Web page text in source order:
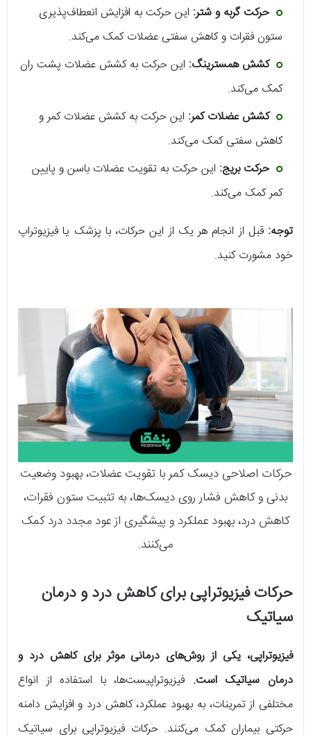
حرکت گربه و شتر: این حرکت به افزایش انعطاف‌پذیری
ستون فقرات و کاهش سفتی عضلات کمک می‌کند.
کشش همسترینگ: این حرکت به کشش عضلات پشت ران
کمک می‌کند.
کشش عضلات کمر: این حرکت به کشش عضلات کمر و
کاهش سفتی کمک می‌کند.
حرکت بریج: این حرکت به تقویت عضلات باسن و پایین
کمر کمک می‌کند.
توجه: قبل از انجام هر یک از این حرکات، با پزشک یا فیزیوتراپ
خود مشورت کنید.
حرکات اصلاحی دیسک کمر با تقویت عضلات، بهبود وضعیت
بدنی و کاهش فشار روی دیسک‌ها، به تثبیت ستون فقرات،
کاهش درد، بهبود عملکرد و پیشگیری از عود مجدد درد کمک
می‌کنند.
حرکات فیزیوتراپی برای کاهش درد و درمان
سیاتیک
فیزیوتراپی، یکی از روش‌های درمانی موثر برای کاهش درد و
درمان سیاتیک است. فیزیوتراپیست‌ها، با استفاده از انواع
مختلفی از تمرینات، به بهبود عملکرد، کاهش درد و افزایش دامنه
حرکتی بیماران کمک می‌کنند. حرکات فیزیوتراپی برای سیاتیک